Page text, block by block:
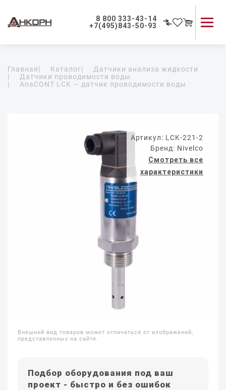
8 800 333-43-14
+7(495)843-50-93
Применение приборов
Как мы работаем
Главная| Каталог|
Датчики анализа жидкости
|
Датчики проводимости воды
|
AnaCONT LCK — датчик проводимости воды
Артикул: LCK-221-2
Бренд: Nivelco
Смотреть все
характеристики
Внешний вид товаров может отличаться от изображений,
представленных на сайте.
Подбор оборудования под ваш
проект - быстро и без ошибок